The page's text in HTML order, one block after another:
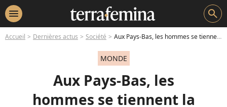
menu search
Accueil Dernières actus Société Aux Pays-Bas, les hommes se tiennent la main contre l'homophobie
MONDE
Aux Pays-Bas, les
hommes se tiennent la